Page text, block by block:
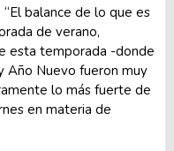
balance de lo que es
de verano,
esta temporada -donde
Año Nuevo fueron muy
lo más fuerte de
en materia de